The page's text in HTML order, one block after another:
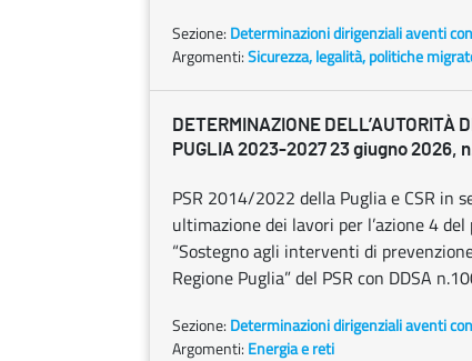
Sezione: Determinazioni dirigenziali aventi
Argomenti:Sicurezza, legalità, politiche
DETERMINAZIONE DELL’AUTORITÀ
PUGLIA 2023-2027 23 giugno 2026,
PSR 2014/2022 della Puglia e CSR in
ultimazione dei lavori per l’azione 4
“Sostegno agli interventi di
Regione Puglia” del PSR con DDSA
Sezione: Determinazioni dirigenziali aventi
Argomenti: Energia e reti